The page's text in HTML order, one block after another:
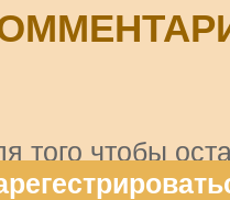
того чтобы